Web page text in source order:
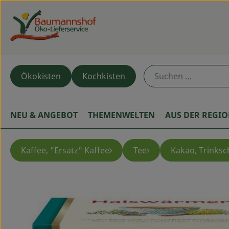
Ökokisten Kochkisten
NEU & ANGEBOT THEMENWELTEN AUS DER
Kaffee, "Ersatz" Kaffee Tee Kakao,